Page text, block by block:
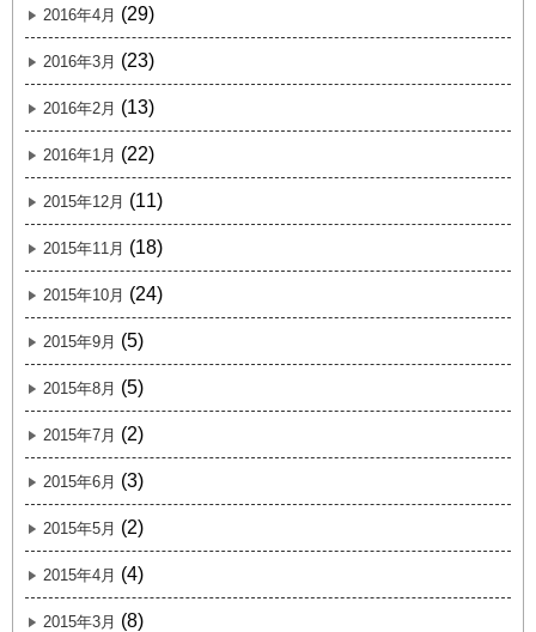
2016年4月 (29)
2016年3月 (23)
2016年2月 (13)
2016年1月 (22)
2015年12月 (11)
2015年11月 (18)
2015年10月 (24)
2015年9月 (5)
2015年8月 (5)
2015年7月 (2)
2015年6月 (3)
2015年5月 (2)
2015年4月 (4)
2015年3月 (8)